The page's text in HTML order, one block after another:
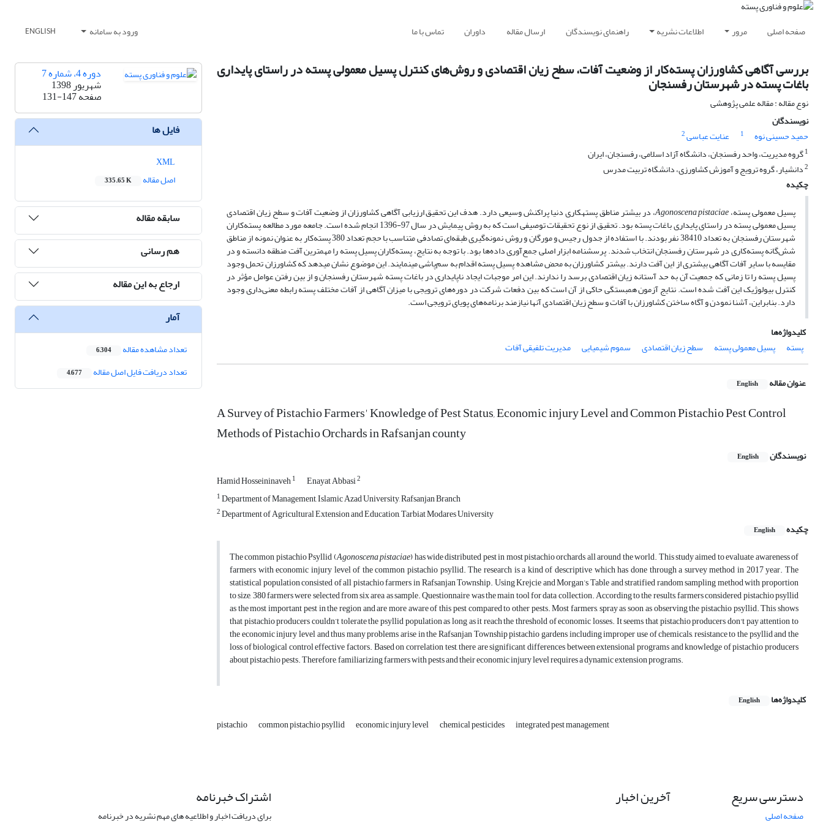
صفحه اصلی مرور اطلاعات نشریه راهنمای نویسندگان ارسال مقاله داوران تماس با ما ورود به سامانه ENGLISH
بررسی آگاهی کشاورزان پسته‌کار از وضعیت آفات، سطح زیان اقتصادی و روش‌های کنترل پسیل معمولی پسته در راستای پایداری
باغات پسته در شهرستان رفسنجان
نوع مقاله : مقاله علمی پژوهشی
نویسندگان
حمید حسینی نوه
1 عنایت عباسی2
1گروه مدیریت، واحد رفسنجان، دانشگاه آزاد اسلامی، رفسنجان، ایران
2دانشیار، گروه ترویج و آموزش کشاورزی، دانشگاه تربیت مدرس
چکیده
پسیل معمولی پسته،Agonoscena pistaciae، در بیشتر مناطق پسته­کاری دنیا پراکنش وسیعی دارد. هدف این تحقیق ارزیابی آگاهی کشاورزان از وضعیت آفات و سطح زیان اقتصادی
پسیل معمولی پسته در راستای پایداری باغات پسته بود. تحقیق از نوع تحقیقات توصیفی است که به روش پیمایش در سال 97-1396 انجام شده است. جامعه مورد مطالعه پسته‌کاران
شهرستان رفسنجان به تعداد 38410 نفر بودند. با استفاده از جدول رجیس و مورگان و روش نمونه‌گیری طبقه‌ای تصادفی متناسب با حجم تعداد 380 پسته‌کار به عنوان نمونه از مناطق
شش‌گانه پسته‌کاری در شهرستان رفسنجان انتخاب شدند. پرسشنامه ابزار اصلی جمع‌آوری داده‌ها بود. با توجه به نتایج، پسته‌کاران پسیل پسته را مهمترین آفت منطقه دانسته و در
مقایسه با سایر آفات آگاهی بیشتری از این آفت دارند. بیشتر کشاورزان به محض مشاهده پسیل پسته اقدام به سم‌پاشی می­نمایند. این موضوع نشان می­دهد که کشاورزان تحمل وجود
پسیل پسته را تا زمانی که جمعیت آن به حد آستانه زیان اقتصادی برسد را ندارند. این امر موجبات ایجاد ناپایداری در باغات پسته شهرستان رفسنجان و از بین رفتن عوامل مؤثر در
کنترل بیولوژیک این آفت شده است. نتایج آزمون همبستگی حاکی از آن است که بین دفعات شرکت در دوره‌های ترویجی با میزان آگاهی از آفات مختلف پسته رابطه معنی‌داری وجود
دارد. بنابراین، آشنا نمودن و آگاه ساختن کشاورزان با آفات و سطح زیان اقتصادی آنها نیازمند برنامه‌های پویای ترویجی است.
کلیدواژه‌ها
پسته
پسیل معمولی پسته سطح زیان اقتصادی سموم شیمیایی ‌مدیریت تلفیقی آفات
عنوان مقاله English
A Survey of Pistachio Farmers' Knowledge of Pest Status, Economic injury Level and Common Pistachio Pest Control
Methods of Pistachio Orchards in Rafsanjan county
نویسندگان English
Hamid Hosseininaveh1 Enayat Abbasi2
1Department of Management, Islamic Azad University, Rafsanjan Branch
2Department of Agricultural Extension and Education, Tarbiat Modares University
چکیده
English
The common pistachio Psyllid (Agonoscena pistaciae) has wide distributed pest in most pistachio orchards all around the world. This study aimed to evaluate awareness of
farmers with economic injury level of the common pistachio psyllid. The research is a kind of descriptive which has done through a survey method in 2017 year. The
statistical population consisted of all pistachio farmers in Rafsanjan Township. Using Krejcie and Morgan’s Table and stratified random sampling method with proportion
to size, 380 farmers were selected from six area as sample. Questionnaire was the main tool for data collection. According to the results, farmers considered pistachio psyllid
as the most important pest in the region and are more aware of this pest compared to other pests. Most farmers, spray as soon as observing the pistachio psyllid. This shows
that pistachio producers couldn’t tolerate the psyllid population as long as it reach the threshold of economic losses. It seems that pistachio producers don't pay attention to
the economic injury level and thus many problems arise in the Rafsanjan Township pistachio gardens including improper use of chemicals, resistance to the psyllid and the
loss of biological control effective factors. Based on correlation test, there are significant differences between extensional programs and knowledge of pistachio producers
about pistachio pests. Therefore, familiarizing farmers with pests and their economic injury level requires a dynamic extension programs.
کلیدواژه‌ها English
pistachio common pistachio psyllid economic injury level chemical pesticides integrated pest management
دوره 4، شماره 7
شهریور 1398
صفحه131-147
فایل ها
اصل مقاله
335.65 K
سابقه مقاله
هم رسانی
ارجاع به این مقاله
آمار
تعداد مشاهده مقاله 6,304
تعداد دریافت فایل اصل مقاله 4,677
دسترسی سریع
صفحه اصلی
آخرین اخبار اشتراک خبرنامه
برای دریافت اخبار و اطلاعیه های مهم نشریه در خبرنامه